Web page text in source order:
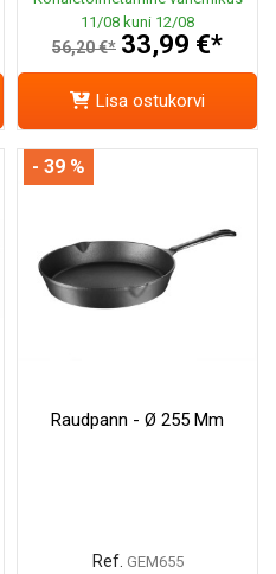
11/08 kuni 12/08
56,20 €* 33,99 €*
Lisa ostukorvi
Raudpann - Ø 255 Mm
Ref. GEM655
- 39 %